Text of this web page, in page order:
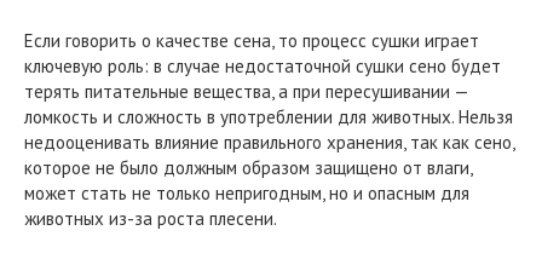
Если говорить о качестве сена, то процесс сушки играет
ключевую роль: в случае недостаточной сушки сено будет
терять питательные вещества, а при пересушивании —
ломкость и сложность в употреблении для животных. Нельзя
недооценивать влияние правильного хранения, так как сено,
которое не было должным образом защищено от влаги,
может стать не только непригодным, но и опасным для
животных из-за роста плесени.